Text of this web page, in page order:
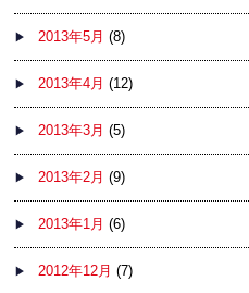
2013年5月 (8)
2013年4月 (12)
2013年3月 (5)
2013年2月 (9)
2013年1月 (6)
2012年12月 (7)